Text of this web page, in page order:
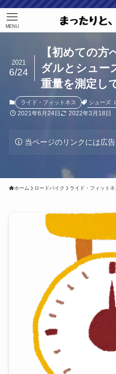
MENU
【初めての方
ダルとシュー
重量を測定し
2021
6/24
ライド・フィットネス シューズ
2021年6月24日 2022年3月18日
当ページのリンクには広
ホーム ロードバイク ライド・フィットネ